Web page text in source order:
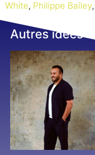
White, Philippe Bailey,
Autres idées